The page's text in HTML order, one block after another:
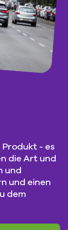
- es
die Art und
und
und einen
dem